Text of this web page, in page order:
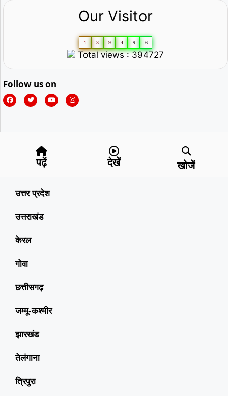
Our Visitor
1 3 9 4 9 6
Total views : 394727
Follow us on
पढ़ें देखें खोजें
उत्तर प्रदेश
उत्तराखंड
केरल
गोवा
छत्तीसगढ़
जम्मू-कश्मीर
झारखंड
तेलंगाना
त्रिपुरा